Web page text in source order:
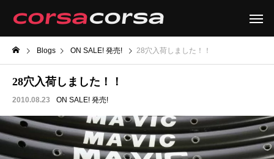
Blogs ON SALE! 発売! 28穴入荷しました！！
28穴入荷しました！！
2010.08.23 ON SALE! 発売!